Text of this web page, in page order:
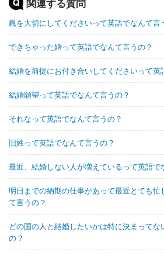
関連する質問
親を大切にしてくださいって英語でなんて言
できちゃった婚って英語でなんて言うの？
結婚を前提にお付き合いしてくださいって英
結婚願望って英語でなんて言うの？
それなって英語でなんて言うの？
旧姓って英語でなんて言うの？
最近、結婚しない人が増えているって英語で
明日までの納期の仕事があって最近とても忙
て言うの？
どの国の人と結婚したいかは特に決まってな
の？